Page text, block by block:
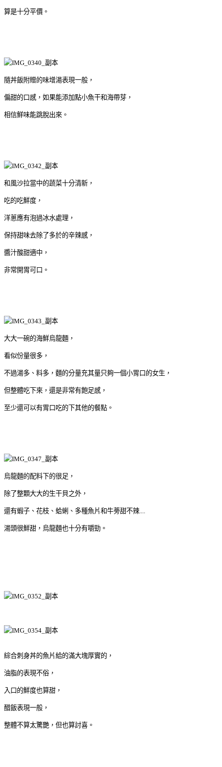
算是十分平價。
隨丼飯附贈的味增湯表現一般，
偏甜的口感，如果能添加點小魚干和海帶芽，
相信鮮味能跳脫出來。
和風沙拉當中的蔬菜十分清新，
吃的吃鮮度，
洋蔥應有泡過冰水處理，
保持甜味去除了多於的辛辣感，
醬汁酸甜適中，
非常開胃可口。
大大一碗的海鮮烏龍麵，
看似份量很多，
不過湯多、料多，麵的分量充其量只夠一個小胃口的女生，
但整體吃下來，還是非常有飽足感，
至少還可以有胃口吃的下其他的餐點。
烏龍麵的配料下的很足，
除了整顆大大的生干貝之外，
還有蝦子、花枝、蛤蜊、多種魚片和牛蒡甜不辣....
湯頭很鮮甜，烏龍麵也十分有嚼勁。
綜合刺身丼的魚片給的滿大塊厚實的，
油脂的表現不俗，
入口的鮮度也算甜，
醋飯表現一般，
整體不算太驚艷，但也算討喜。